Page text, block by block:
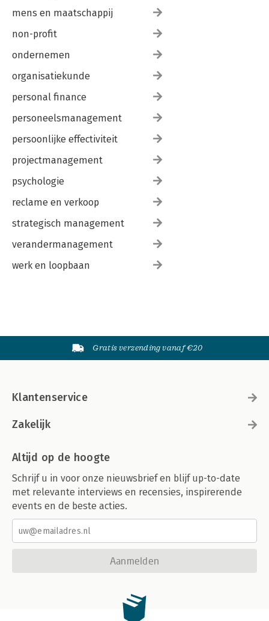
mens en maatschappij
non-profit
ondernemen
organisatiekunde
personal finance
personeelsmanagement
persoonlijke effectiviteit
projectmanagement
psychologie
reclame en verkoop
strategisch management
verandermanagement
werk en loopbaan
Gratis verzending vanaf €20
Klantenservice
Zakelijk
Altijd op de hoogte
Schrijf u in voor onze nieuwsbrief en blijf up-to-date
met relevante interviews en recensies, inspirerende
events en de beste acties.
Aanmelden